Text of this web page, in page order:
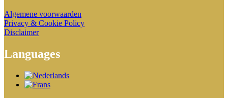
Algemene voorwaarden
Privacy & Cookie Policy
Disclaimer
Languages